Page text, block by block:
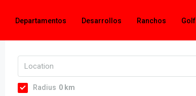
Departamentos Desarrollos Ranchos Golf
Radius 0 km